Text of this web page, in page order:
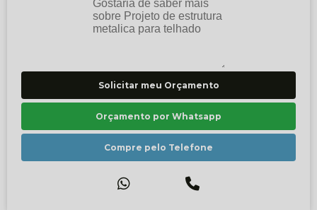
Solicitar meu Orçamento
Orçamento por Whatsapp
Compre pelo Telefone